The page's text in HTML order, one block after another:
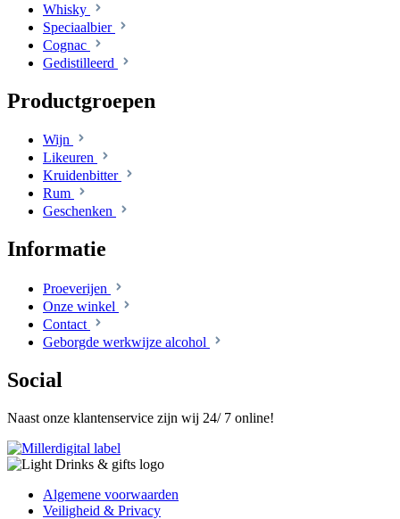
Whisky
Speciaalbier
Cognac
Gedistilleerd
Productgroepen
Wijn
Likeuren
Kruidenbitter
Rum
Geschenken
Informatie
Proeverijen
Onze winkel
Contact
Geborgde werkwijze alcohol
Social
Naast onze klantenservice zijn wij 24/ 7 online!
Algemene voorwaarden
Veiligheid & Privacy